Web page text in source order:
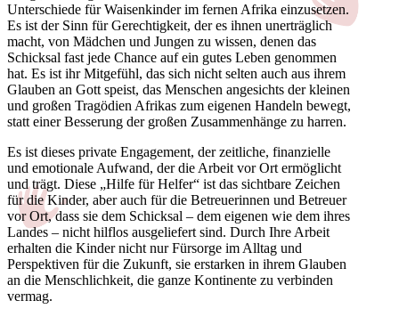
Unterschiede für Waisenkinder im fernen Afrika einzusetzen.
Es ist der Sinn für Gerechtigkeit, der es ihnen unerträglich
macht, von Mädchen und Jungen zu wissen, denen das
Schicksal fast jede Chance auf ein gutes Leben genommen
hat. Es ist ihr Mitgefühl, das sich nicht selten auch aus ihrem
Glauben an Gott speist, das Menschen angesichts der kleinen
und großen Tragödien Afrikas zum eigenen Handeln bewegt,
statt einer Besserung der großen Zusammenhänge zu harren.
Es ist dieses private Engagement, der zeitliche, finanzielle
und emotionale Aufwand, der die Arbeit vor Ort ermöglicht
und trägt. Diese „Hilfe für Helfer“ ist das sichtbare Zeichen
für die Kinder, aber auch für die Betreuerinnen und Betreuer
vor Ort, dass sie dem Schicksal – dem eigenen wie dem ihres
Landes – nicht hilflos ausgeliefert sind. Durch Ihre Arbeit
erhalten die Kinder nicht nur Fürsorge im Alltag und
Perspektiven für die Zukunft, sie erstarken in ihrem Glauben
an die Menschlichkeit, die ganze Kontinente zu verbinden
vermag.